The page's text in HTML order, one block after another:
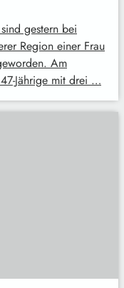
gestern bei
Region einer Frau
Am
Jährige mit drei …